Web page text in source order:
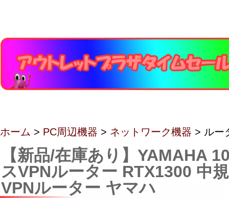
ホーム > PC周辺機器 > ネットワーク機器 > ルー
【新品/在庫あり】YAMAHA
スVPNルーター RTX1300 中
VPNルーター ヤマハ